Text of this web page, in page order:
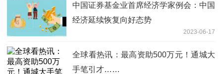
中国证券基金业首席经济学家例会：中国
经济延续恢复向好态势
2023-06-17
全球看热讯：最高资助500万元！通城大
手笔引才……